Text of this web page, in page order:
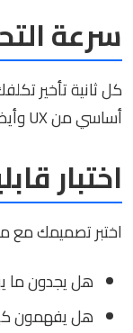
سرعة
أساسي من UX وأيضاً من
اختبار
اختبر تصميمك مع
هل يجدون ما
هل يفهمون